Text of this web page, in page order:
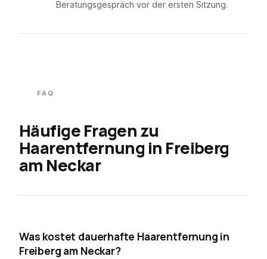
Beratungsgespräch vor der ersten Sitzung.
FAQ
Häufige Fragen zu
Haarentfernung in Freiberg
am Neckar
Was kostet dauerhafte Haarentfernung in
Freiberg am Neckar?